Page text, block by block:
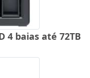
4 baias até 72TB